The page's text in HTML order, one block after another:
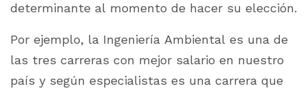
determinante al momento de hacer su elección.
Por ejemplo, la Ingeniería Ambiental es una de
las tres carreras con mejor salario en nuestro
país y según especialistas es una carrera que